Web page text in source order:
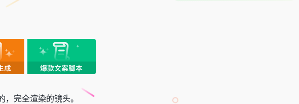
完全渲染的镜头。